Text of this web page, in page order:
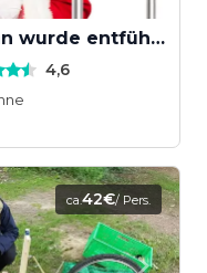
Hilfe, der Weihnachtsmann wurde entführt!
4,6
ca.42€/ Pers.